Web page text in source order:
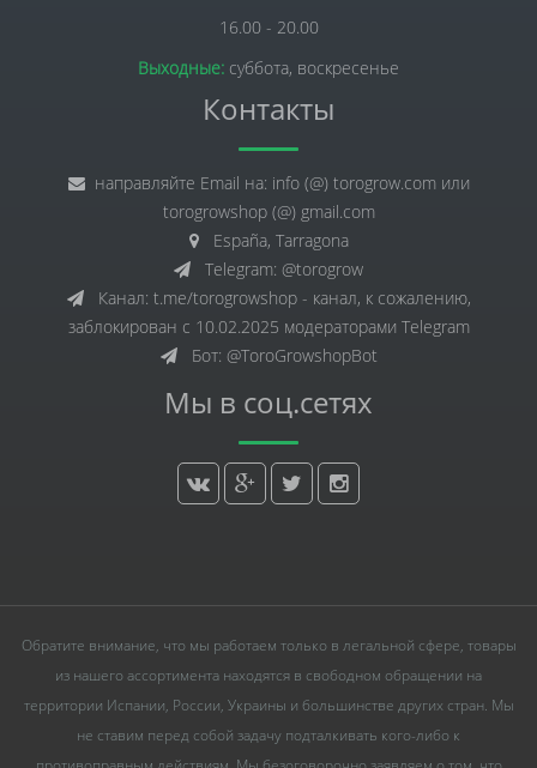
16.00 - 20.00
Выходные: суббота, воскресенье
Контакты
направляйте Email на: info (@) torogrow.com или
torogrowshop (@) gmail.com
España, Tarragona
Telegram: @torogrow
Канал: t.me/torogrowshop - канал, к сожалению,
заблокирован с 10.02.2025 модераторами Telegram
Бот: @ToroGrowshopBot
Мы в соц.сетях
Обратите внимание, что мы работаем только в легальной сфере, товары
из нашего ассортимента находятся в свободном обращении на
территории Испании, России, Украины и большинстве других стран. Мы
не ставим перед собой задачу подталкивать кого-либо к